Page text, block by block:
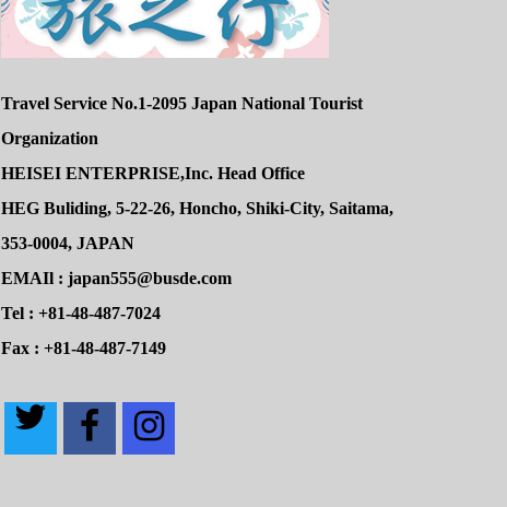
Travel Service No.1-2095 Japan National Tourist
Organization
HEISEI ENTERPRISE,Inc. Head Office
HEG Buliding, 5-22-26, Honcho, Shiki-City, Saitama,
353-0004, JAPAN
EMAIl : japan555@busde.com
Tel : +81-48-487-7024
Fax : +81-48-487-7149